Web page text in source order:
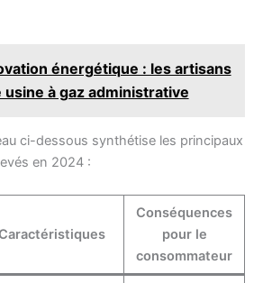
énergétique : les artisans
à gaz administrative
ci-dessous synthétise les principaux
en 2024 :
Conséquences
pour le
consommateur